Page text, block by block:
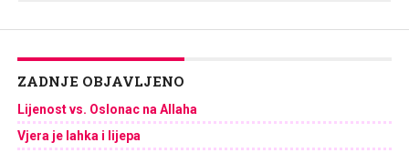
ZADNJE OBJAVLJENO
Lijenost vs. Oslonac na Allaha
Vjera je lahka i lijepa